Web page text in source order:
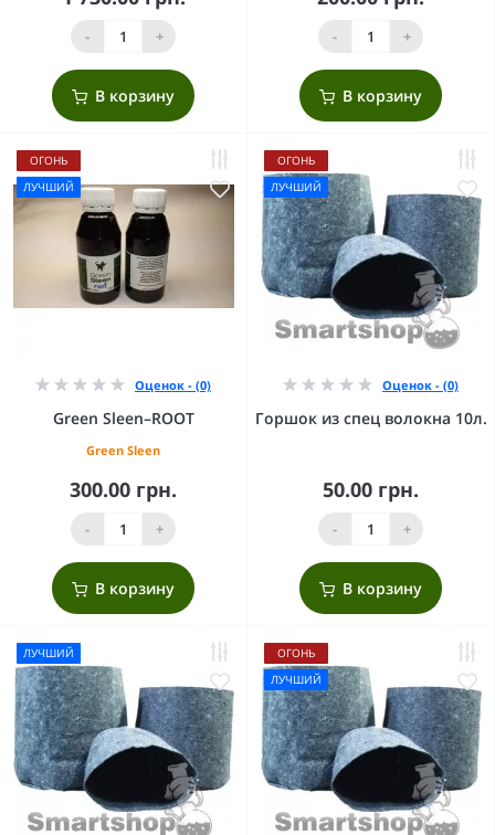
- +
В корзину
- +
В корзину
ОГОНЬ
ЛУЧШИЙ
Оценок - (0)
Green Sleen–ROOT
Green Sleen
300.00 грн.
- +
В корзину
ОГОНЬ
ЛУЧШИЙ
Оценок - (0)
Горшок из спец волокна 10л.
50.00 грн.
- +
В корзину
ЛУЧШИЙ
ОГОНЬ
ЛУЧШИЙ